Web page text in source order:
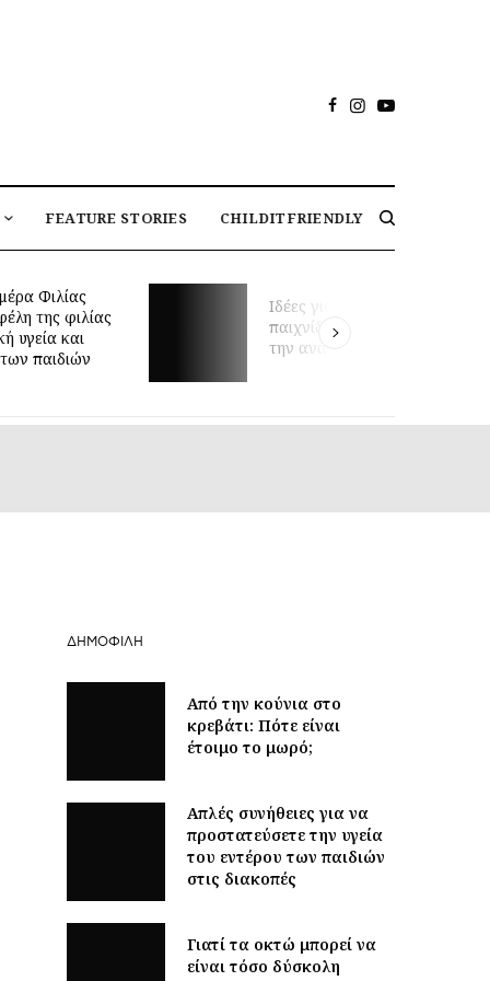
FEATURE STORIES CHILDITFRIENDLY
Φιλίας
της φιλίας
υγεία και
παιδιών
Ιδέες για καθημερινό
παιχνίδι που υποστηρίζουν
την ανάπτυξη του μωρού
ΔΗΜΟΦΙΛΉ
Από την κούνια στο
κρεβάτι: Πότε είναι
έτοιμο το μωρό;
Απλές συνήθειες για να
προστατεύσετε την υγεία
του εντέρου των παιδιών
στις διακοπές
Γιατί τα οκτώ μπορεί να
είναι τόσο δύσκολη